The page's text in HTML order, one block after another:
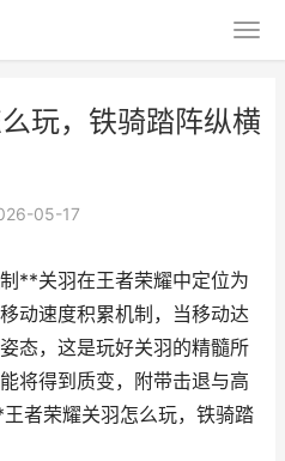
玩，铁骑踏阵纵横
05-17
**关羽在王者荣耀中定位为
动速度积累机制，当移动达
态，这是玩好关羽的精髓所
将得到质变，附带击退与高
者荣耀关羽怎么玩，铁骑踏